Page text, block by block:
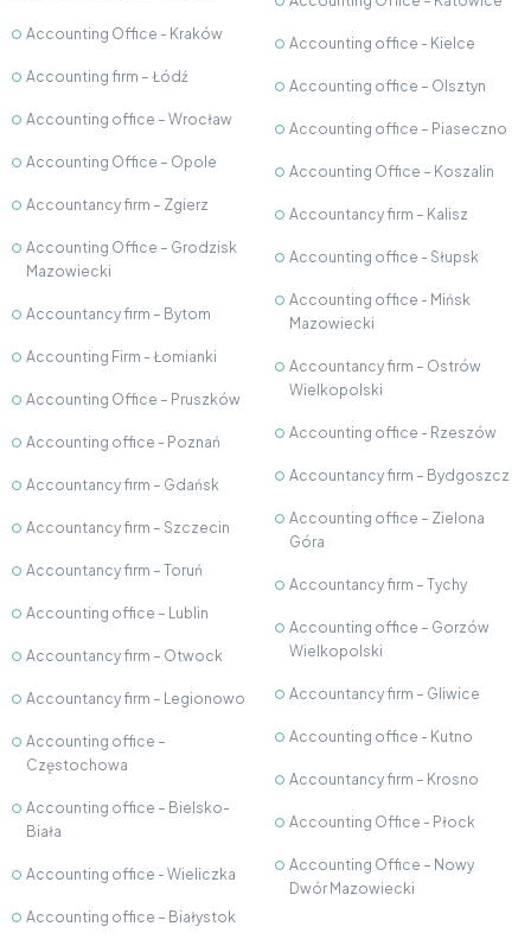
Accounting Office - Kraków
Accounting firm – Łódź
Accounting office – Wrocław
Accounting Office – Opole
Accountancy firm – Zgierz
Accounting Office – Grodzisk
Mazowiecki
Accountancy firm – Bytom
Accounting Firm - Łomianki
Accounting Office – Pruszków
Accounting office - Poznań
Accountancy firm – Gdańsk
Accountancy firm – Szczecin
Accountancy firm – Toruń
Accounting office – Lublin
Accountancy firm – Otwock
Accountancy firm – Legionowo
Accounting office –
Częstochowa
Accounting office – Bielsko-
Biała
Accounting office - Wieliczka
Accounting office – Białystok
Accounting office - Kielce
Accounting office – Olsztyn
Accounting office – Piaseczno
Accounting Office – Koszalin
Accountancy firm – Kalisz
Accounting office - Słupsk
Accounting office - Mińsk
Mazowiecki
Accountancy firm – Ostrów
Wielkopolski
Accounting office - Rzeszów
Accountancy firm – Bydgoszcz
Accounting office – Zielona
Góra
Accountancy firm – Tychy
Accounting office – Gorzów
Wielkopolski
Accountancy firm – Gliwice
Accounting office - Kutno
Accountancy firm – Krosno
Accounting Office - Płock
Accounting Office – Nowy
Dwór Mazowiecki